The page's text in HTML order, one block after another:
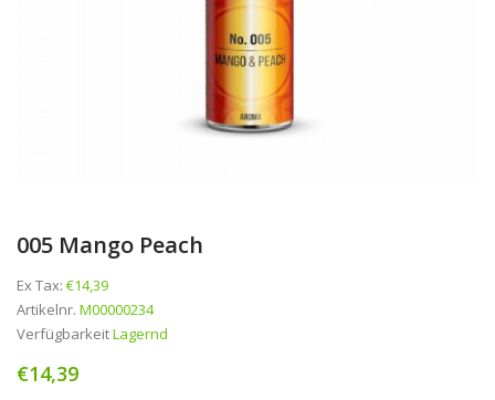
005 Mango Peach
Ex Tax: €14,39
Artikelnr. M00000234
VerfügbarkeitLagernd
€14,39